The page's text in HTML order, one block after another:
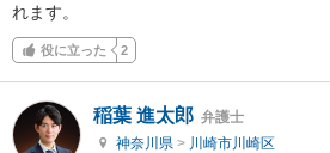
れます。
役に立った 2
稲葉 進太郎 弁護士
神奈川県 > 川崎市川崎区